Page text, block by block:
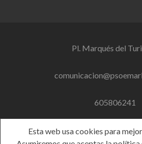
Pl. Marqués del
605806241
Esta web usa cookies para